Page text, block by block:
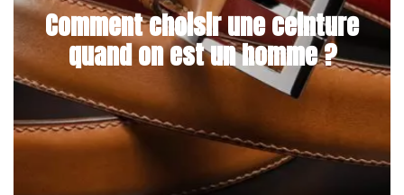
Comment choisir une ceinture
quand on est un homme ?